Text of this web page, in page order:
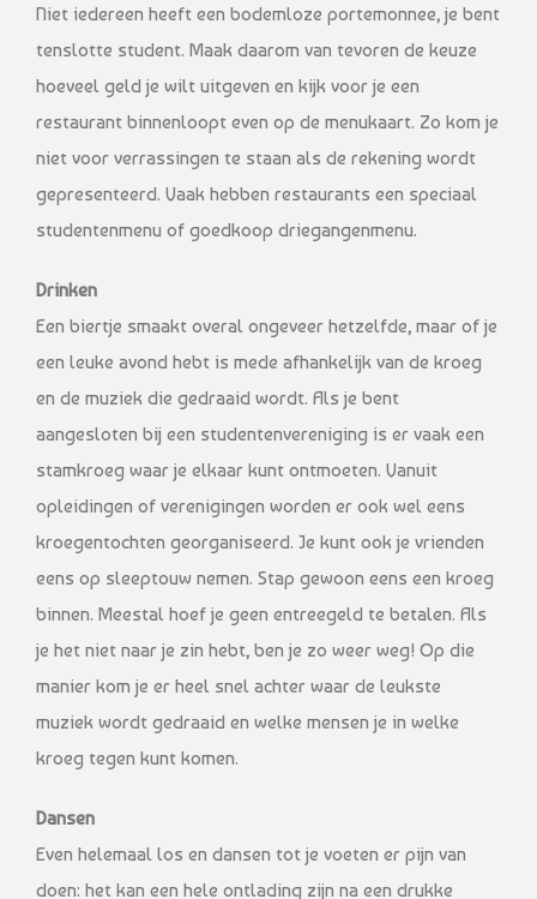
Niet iedereen heeft een bodemloze portemonnee, je bent
tenslotte student. Maak daarom van tevoren de keuze
hoeveel geld je wilt uitgeven en kijk voor je een
restaurant binnenloopt even op de menukaart. Zo kom je
niet voor verrassingen te staan als de rekening wordt
gepresenteerd. Vaak hebben restaurants een speciaal
studentenmenu of goedkoop driegangenmenu.
Drinken
Een biertje smaakt overal ongeveer hetzelfde, maar of je
een leuke avond hebt is mede afhankelijk van de kroeg
en de muziek die gedraaid wordt. Als je bent
aangesloten bij een studentenvereniging is er vaak een
stamkroeg waar je elkaar kunt ontmoeten. Vanuit
opleidingen of verenigingen worden er ook wel eens
kroegentochten georganiseerd. Je kunt ook je vrienden
eens op sleeptouw nemen. Stap gewoon eens een kroeg
binnen. Meestal hoef je geen entreegeld te betalen. Als
je het niet naar je zin hebt, ben je zo weer weg! Op die
manier kom je er heel snel achter waar de leukste
muziek wordt gedraaid en welke mensen je in welke
kroeg tegen kunt komen.
Dansen
Even helemaal los en dansen tot je voeten er pijn van
doen: het kan een hele ontlading zijn na een drukke